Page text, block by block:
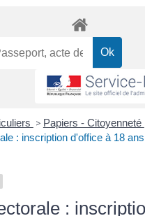
> Papiers - Citoyenneté
: inscription d'office à 18 ans
: